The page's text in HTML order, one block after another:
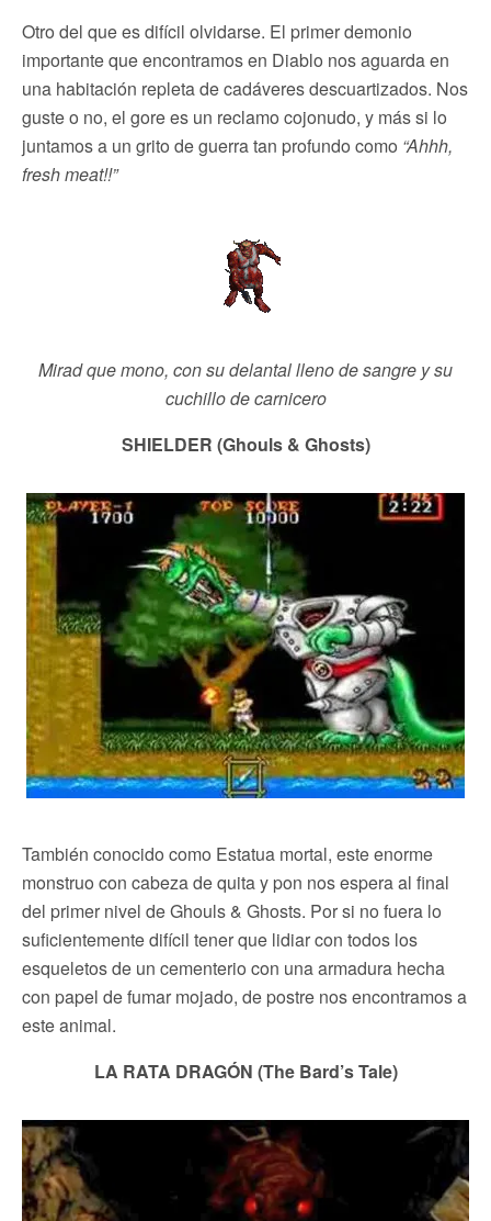
Otro del que es difícil olvidarse. El primer demonio
importante que encontramos en Diablo nos aguarda en
una habitación repleta de cadáveres descuartizados. Nos
guste o no, el gore es un reclamo cojonudo, y más si lo
juntamos a un grito de guerra tan profundo como “Ahhh,
fresh meat!!”
Mirad que mono, con su delantal lleno de sangre y su
cuchillo de carnicero
SHIELDER (Ghouls & Ghosts)
También conocido como Estatua mortal, este enorme
monstruo con cabeza de quita y pon nos espera al final
del primer nivel de Ghouls & Ghosts. Por si no fuera lo
suficientemente difícil tener que lidiar con todos los
esqueletos de un cementerio con una armadura hecha
con papel de fumar mojado, de postre nos encontramos a
este animal.
LA RATA DRAGÓN (The Bard’s Tale)